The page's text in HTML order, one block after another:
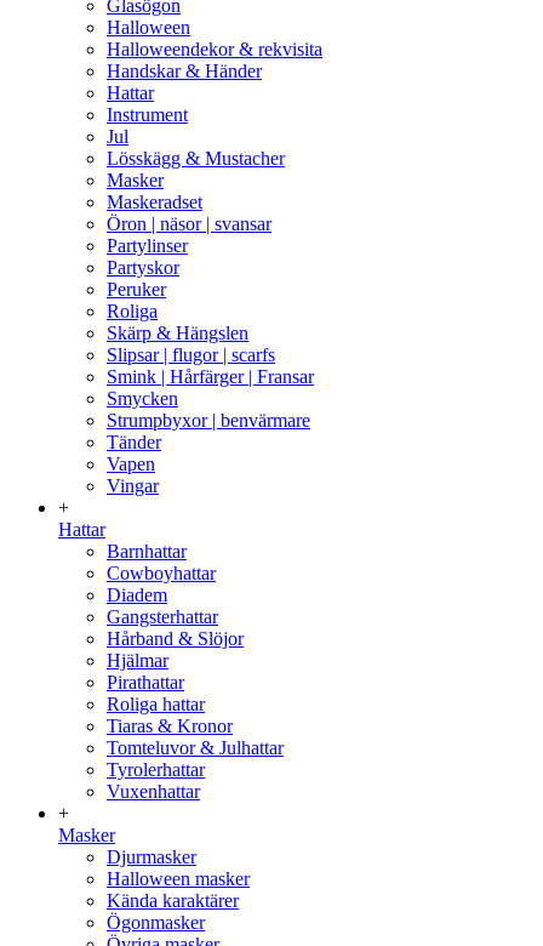
Glasögon
Halloween
Halloweendekor & rekvisita
Handskar & Händer
Hattar
Instrument
Jul
Lösskägg & Mustacher
Masker
Maskeradset
Öron | näsor | svansar
Partylinser
Partyskor
Peruker
Roliga
Skärp & Hängslen
Slipsar | flugor | scarfs
Smink | Hårfärger | Fransar
Smycken
Strumpbyxor | benvärmare
Tänder
Vapen
Vingar
+
Hattar
Barnhattar
Cowboyhattar
Diadem
Gangsterhattar
Hårband & Slöjor
Hjälmar
Pirathattar
Roliga hattar
Tiaras & Kronor
Tomteluvor & Julhattar
Tyrolerhattar
Vuxenhattar
+
Masker
Djurmasker
Halloween masker
Kända karaktärer
Ögonmasker